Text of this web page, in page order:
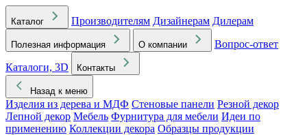
Каталог Производителям Дизайнерам Дилерам
Полезная информация О компании
Вопрос-ответ
Каталоги, 3D
Контакты
Назад к меню
Изделия из дерева и МДФ Стеновые панели Резной декор
Лепной декор Мебель Фурнитура для мебели Идеи по
применению Коллекции декора Образцы продукции